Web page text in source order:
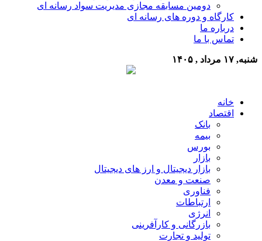
دومین مسابقه مجازی مدیریت سواد رسانه ای
کارگاه و دوره های رسانه ای
درباره ما
تماس با ما
شنبه, ۱۷ مرداد , ۱۴۰۵
خانه
اقتصاد
بانک
بیمه
بورس
بازار
بازار دیجیتال و ارز های دیجیتال
صنعت و معدن
فناوری
ارتباطات
انرژی
بازرگانی و کارآفرینی
تولید و تجارت